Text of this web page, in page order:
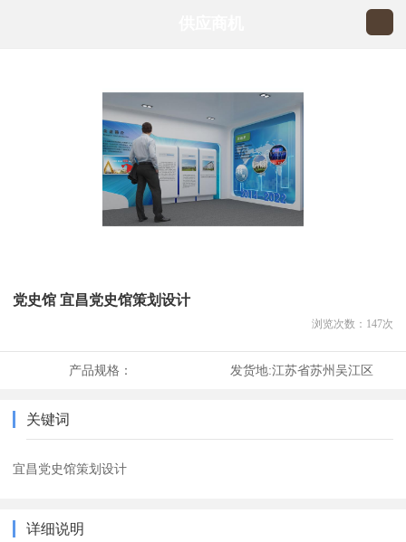
党史馆 宜昌党史馆策划设计
浏览次数： 147次
产品规格： 发货地:江苏省苏州吴江区
关键词
宜昌党史馆策划设计
详细说明